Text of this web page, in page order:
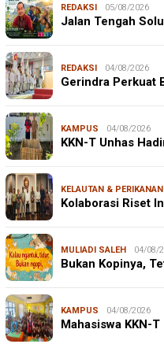
REDAKSI 05/08/2026
Jalan Tengah
REDAKSI 04/08/2026
Gerindra Perkuat
KAMPUS 04/08/2026
KKN-T Unhas
KELAUTAN & PERIKANAN
Kolaborasi Riset
MULIADI SALEH 04/08/
Bukan Kopinya,
KAMPUS 04/08/2026
Mahasiswa KKN-